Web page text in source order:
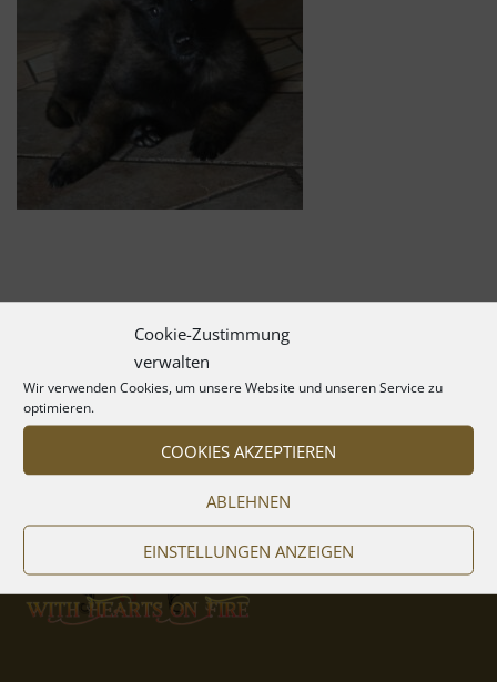
Cookie-Zustimmung
verwalten
Wir verwenden Cookies, um unsere Website und unseren Service zu
optimieren.
COOKIES AKZEPTIEREN
ABLEHNEN
EINSTELLUNGEN ANZEIGEN